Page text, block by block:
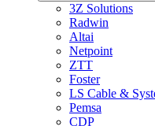
3Z Solutions
Radwin
Altai
Netpoint
ZTT
Foster
LS Cable &
Pemsa
CDP